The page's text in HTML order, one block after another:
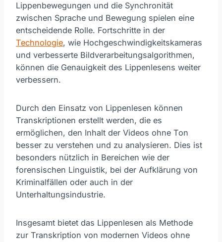
Lippenbewegungen und die Synchronität
zwischen Sprache und Bewegung spielen eine
entscheidende Rolle. Fortschritte in der
Technologie, wie Hochgeschwindigkeitskameras
und verbesserte Bildverarbeitungsalgorithmen,
können die Genauigkeit des Lippenlesens weiter
verbessern.
Durch den Einsatz von Lippenlesen können
Transkriptionen erstellt werden, die es
ermöglichen, den Inhalt der Videos ohne Ton
besser zu verstehen und zu analysieren. Dies ist
besonders nützlich in Bereichen wie der
forensischen Linguistik, bei der Aufklärung von
Kriminalfällen oder auch in der
Unterhaltungsindustrie.
Insgesamt bietet das Lippenlesen als Methode
zur Transkription von modernen Videos ohne